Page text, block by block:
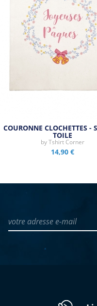
COURONNE CLOCHETTES -
TOILE
byTshirt Corner
14,90 €
votre adresse e-mail